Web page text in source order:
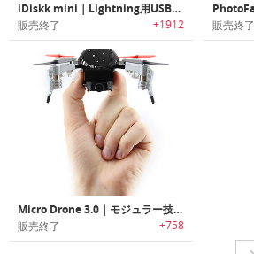
iDiskk mini｜Lightning用USBドライブ「アイディスクミニ」
販売終了 +1912 販売終了
Micro Drone 3.0｜モジュラー技術搭載の小型ドローン「マイクロ・ドローン3.0」
販売終了 +758